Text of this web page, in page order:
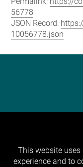
56778
JSON Record:
10056778.json
This website
experience and to